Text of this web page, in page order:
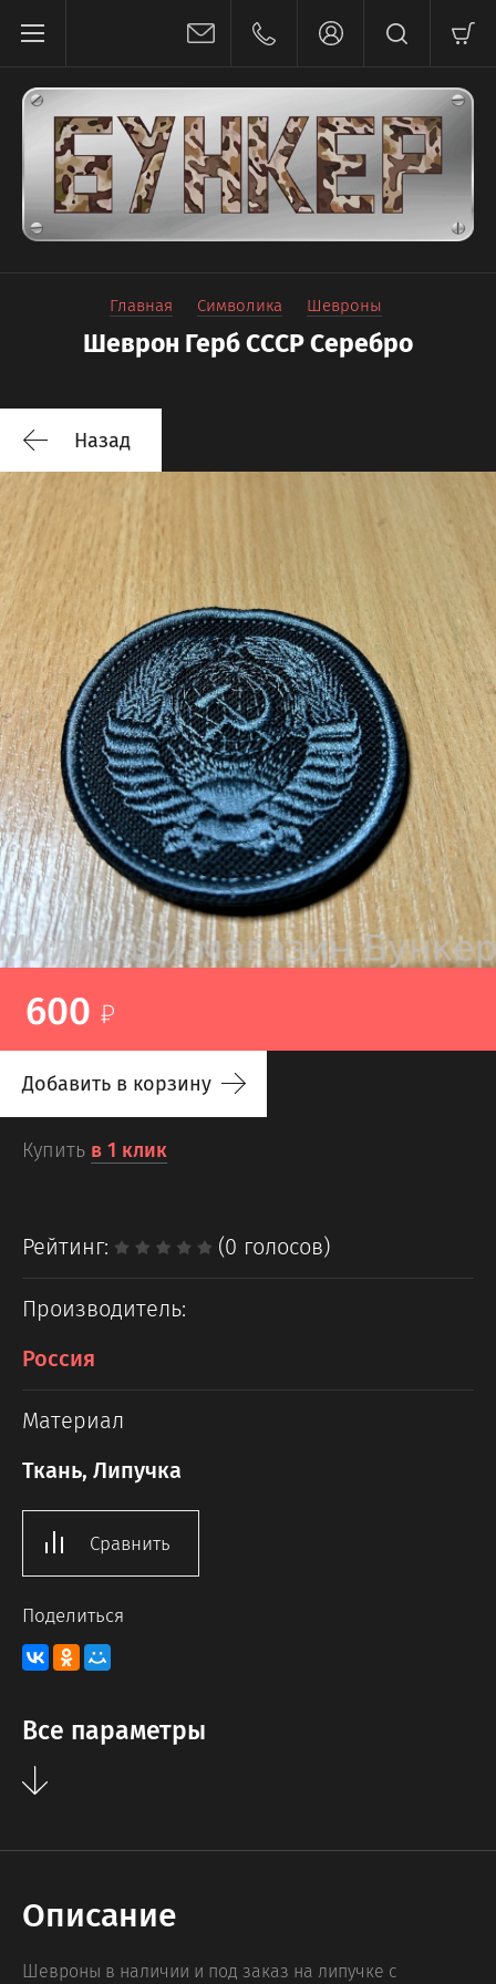
Главная Символика Шевроны
Шеврон Герб СССР Серебро
Назад
600
Добавить в корзину
Купить в 1 клик
Рейтинг: (0 голосов)
Производитель:
Россия
Материал
Ткань, Липучка
Сравнить
Поделиться
Все параметры
Описание
Шевроны в наличии и под заказ на липучке с